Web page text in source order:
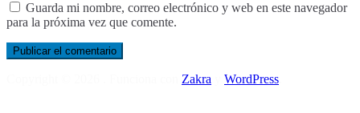
Guarda mi nombre, correo electrónico y web en este navegador
para la próxima vez que comente.
Zakra WordPress